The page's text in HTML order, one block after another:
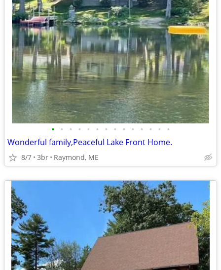
• • • • • • • • • • • • • •
Wonderful family,Peaceful Lake Front Home.
8/7 3br Raymond, ME